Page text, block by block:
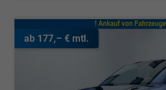
ab 177,– € mtl.